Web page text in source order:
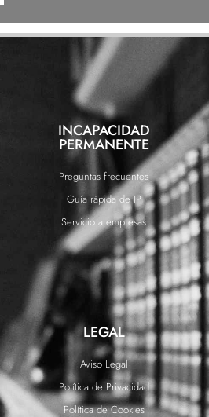
INCAPACIDAD
PERMANENTE
Preguntas frecuentes
Guía rápida de IP
Servicio a empresas
LEGAL
Aviso Legal
Política de Privacidad
Política de Cookies